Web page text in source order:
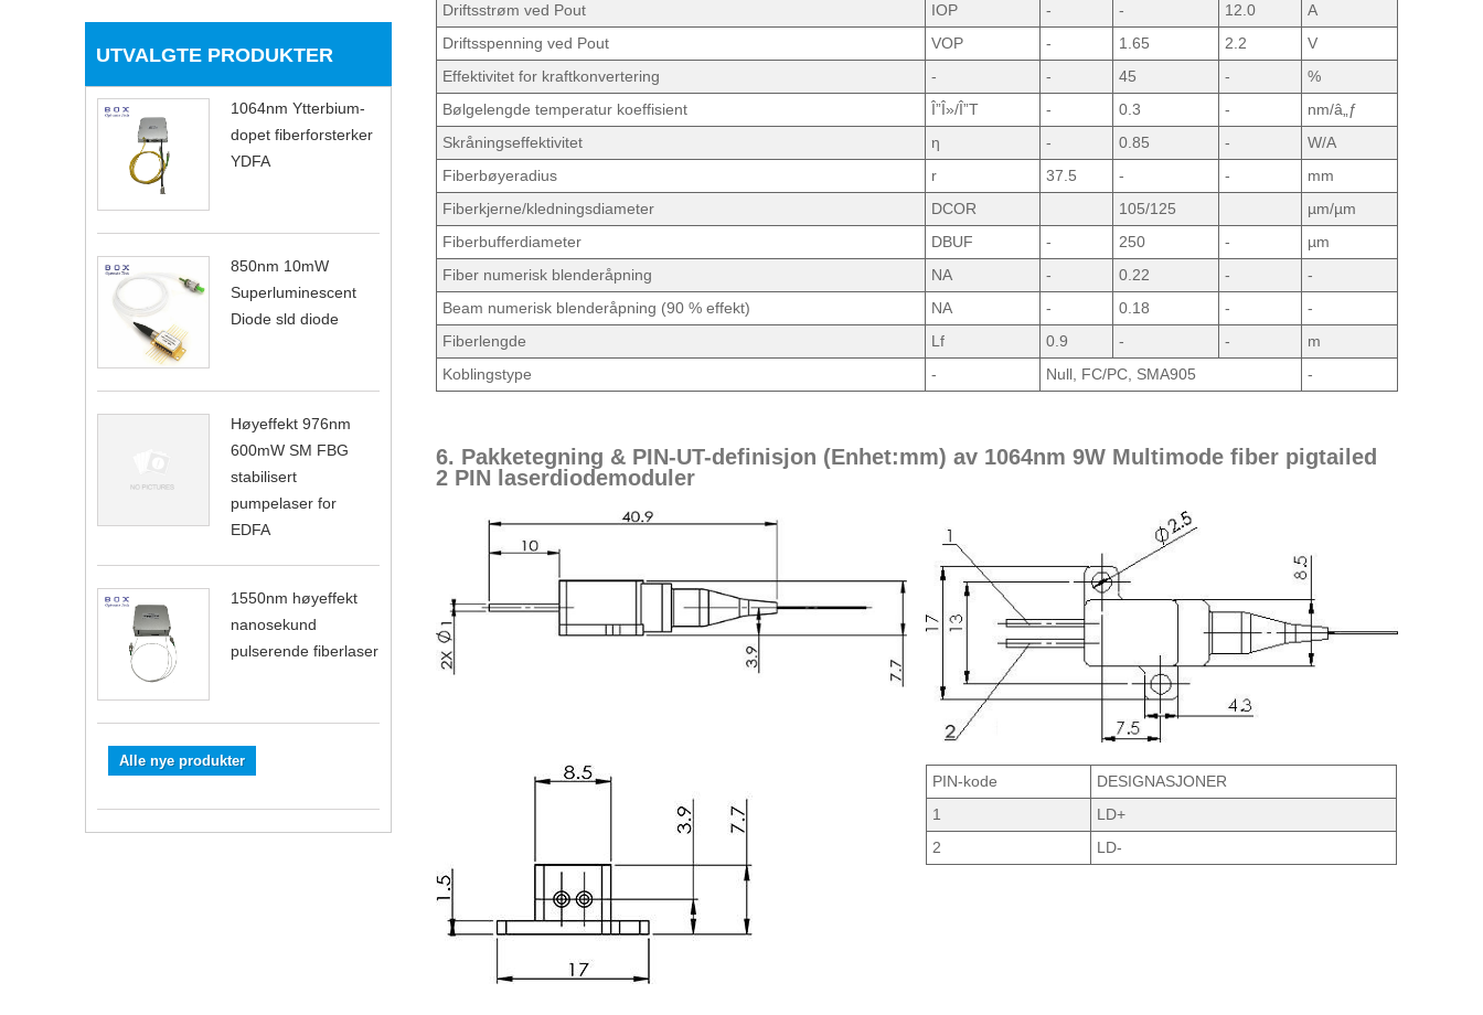
UTVALGTE PRODUKTER
1064nm Ytterbium-
dopet fiberforsterker
YDFA
850nm 10mW
Superluminescent
Diode sld diode
Høyeffekt 976nm
600mW SM FBG
stabilisert
pumpelaser for
EDFA
1550nm høyeffekt
nanosekund
pulserende fiberlaser
Alle nye produkter
Driftsstrøm ved Pout
IOP - - 12.0
A
Driftsspenning ved Pout
VOP - 1.65 2.2
V
Effektivitet for kraftkonvertering
- - 45 -
%
Bølgelengde temperatur koeffisient
Î”Î»/Î”T - 0.3 -
nm/â„ƒ
Skråningseffektivitet
η - 0.85 -
W/A
Fiberbøyeradius
r 37.5 - -
mm
Fiberkjerne/kledningsdiameter
DCOR 105/125
µm/µm
Fiberbufferdiameter
DBUF - 250 -
µm
Fiber numerisk blenderåpning
NA - 0.22 -
-
Beam numerisk blenderåpning (90 % effekt)
NA - 0.18 -
-
Fiberlengde
Lf 0.9 - -
m
Koblingstype
- Null, FC/PC, SMA905 -
6. Pakketegning & PIN-UT-definisjon (Enhet:mm) av 1064nm 9W Multimode fiber pigtailed
2 PIN laserdiodemoduler
PIN-kode
DESIGNASJONER
1
LD+
2
LD-